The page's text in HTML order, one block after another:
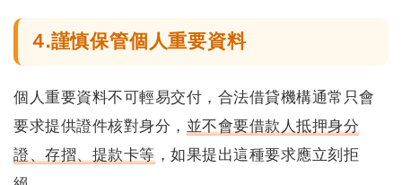
4.謹慎保管個人重要資料
個人重要資料不可輕易交付 ，合法借貸機構通常只會
要求提供證件核對身分， 並不會要借款人抵押身分
證、存摺、提款卡等 ，如果提出這種要求應立刻拒